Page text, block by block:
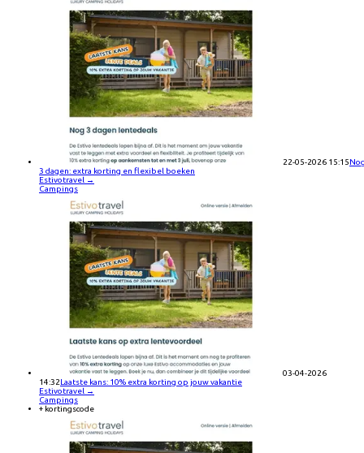
22-05-2026 15:15
3 dagen: extra korting en flexibel boeken
Estivotravel →
Campings
03-04-2026
14:32Laatste kans: 10% extra korting op jouw vakantie
Estivotravel →
Campings
+ kortingscode